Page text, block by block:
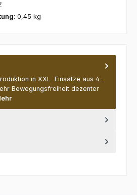
0,45 kg
in XXL Einsätze aus 4-
Bewegungsfreiheit dezenter